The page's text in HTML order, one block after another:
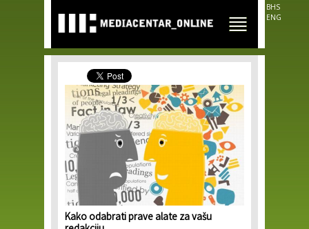
main
content
BHS
ENG
Kako odabrati prave alate za vašu